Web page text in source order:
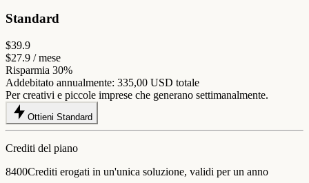
Standard
$39.9
$27.9 / mese
Risparmia 30%
Addebitato annualmente: 335,00 USD totale
Per creativi e piccole imprese che generano settimanalmente.
Ottieni Standard
Crediti del piano
8400Crediti erogati in un'unica soluzione, validi per un anno